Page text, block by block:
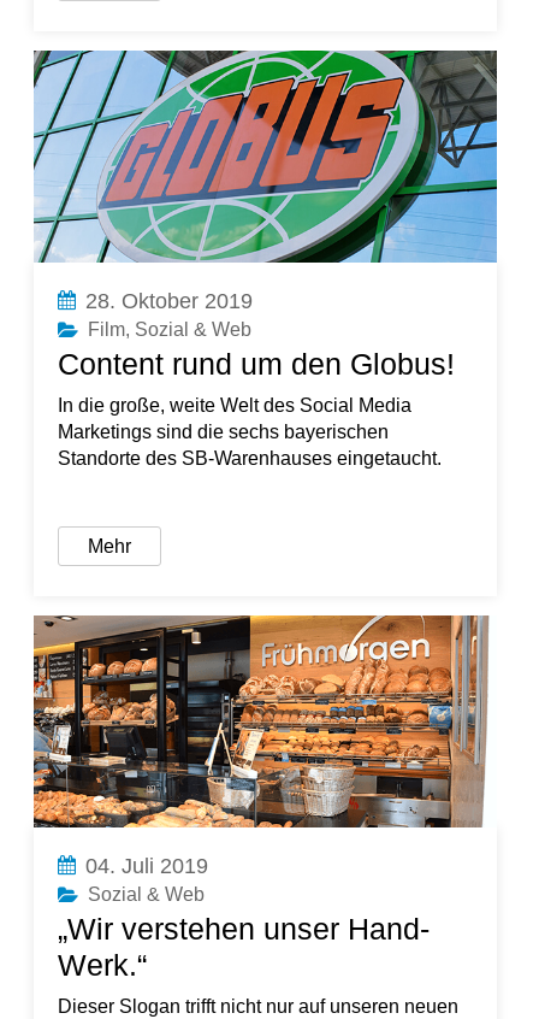
28. Oktober 2019
Film, Sozial & Web
Content rund um den Globus!
In die große, weite Welt des Social Media
Marketings sind die sechs bayerischen
Standorte des SB-Warenhauses eingetaucht.
Mehr
04. Juli 2019
Sozial & Web
„Wir verstehen unser Hand-
Werk.“
Dieser Slogan trifft nicht nur auf unseren neuen